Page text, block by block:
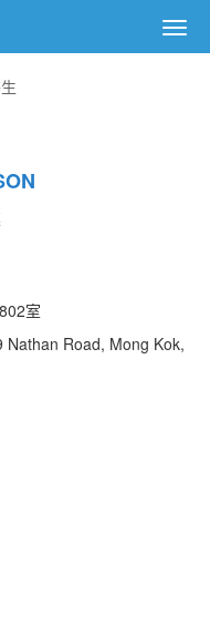
室
Nathan Road, Mong Kok,